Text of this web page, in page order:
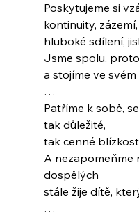
Poskytujeme si
kontinuity, zázemí,
hluboké sdílení,
Jsme spolu,
a stojíme ve svém
…
Patříme k sobě,
tak důležité,
tak cenné
A nezapomeňme
dospělých
stále žije dítě,
…